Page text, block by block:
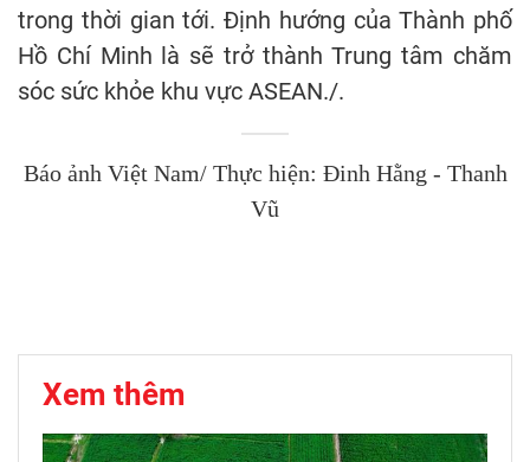
trong thời gian tới. Định hướng của Thành phố
Hồ Chí Minh là sẽ trở thành Trung tâm chăm
sóc sức khỏe khu vực ASEAN./.
Báo ảnh Việt Nam/ Thực hiện: Đinh Hằng - Thanh
Vũ
Xem thêm